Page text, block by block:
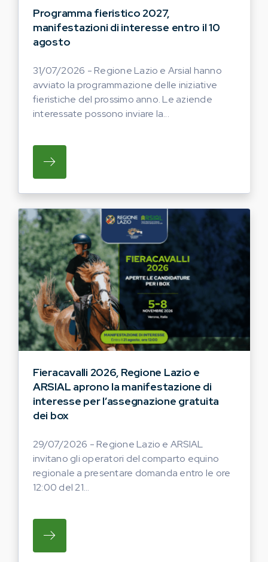
Programma fieristico 2027,
manifestazioni di interesse entro il 10
agosto
31/07/2026 - Regione Lazio e Arsial hanno
avviato la programmazione delle iniziative
fieristiche del prossimo anno. Le aziende
interessate possono inviare la...
SU REGIONE LAZIO E ARSIAL HANNO
Fieracavalli 2026, Regione Lazio e
ARSIAL aprono la manifestazione di
interesse per l’assegnazione gratuita
dei box
29/07/2026 - Regione Lazio e ARSIAL
invitano gli operatori del comparto equino
regionale a presentare domanda entro le ore
12:00 del 21...
SU REGIONE LAZIO E ARSIAL INVITANO